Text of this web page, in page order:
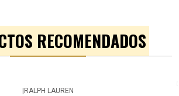
RECOMENDADOS
RALPH LAUREN